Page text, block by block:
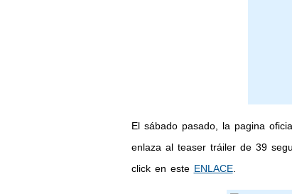
El sábado pasado, la pagina
enlaza al teaser tráiler de 39
click en este ENLACE.